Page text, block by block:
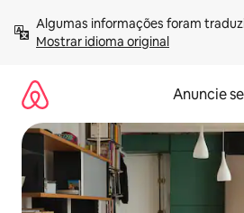
para
Mostrar idioma original
Anuncie